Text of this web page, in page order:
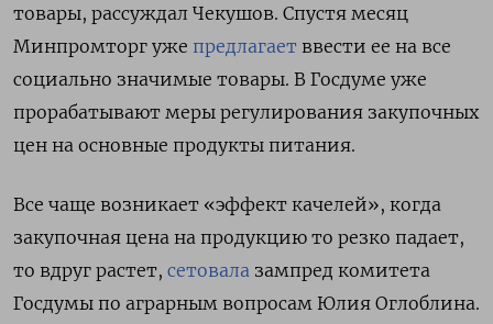
товары, рассуждал Чекушов. Спустя месяц
Минпромторг уже предлагает ввести ее на все
социально значимые товары. В Госдуме уже
прорабатывают меры регулирования закупочных
цен на основные продукты питания.
Все чаще возникает «эффект качелей», когда
закупочная цена на продукцию то резко падает,
то вдруг растет, сетовала зампред комитета
Госдумы по аграрным вопросам Юлия Оглоблина.